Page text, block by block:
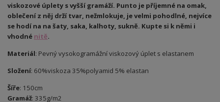
viskozové úplety s vyšší gramáží. Punto je příjemné na omak,
oblečení z něj drží tvar, nežmlokuje, je velmi pohodlné, nejvíce
se hodí na na šaty, saka, kalhoty, sukně. Kupte si k němi i
vhodné nitě.
Materiál: Pevný vysokogramážní viskozový úplet s elastanem
Složení: 60%viskoza 35%polyamid 5% elastan
Šíře: 150cm
Gramáž: 335g/m2